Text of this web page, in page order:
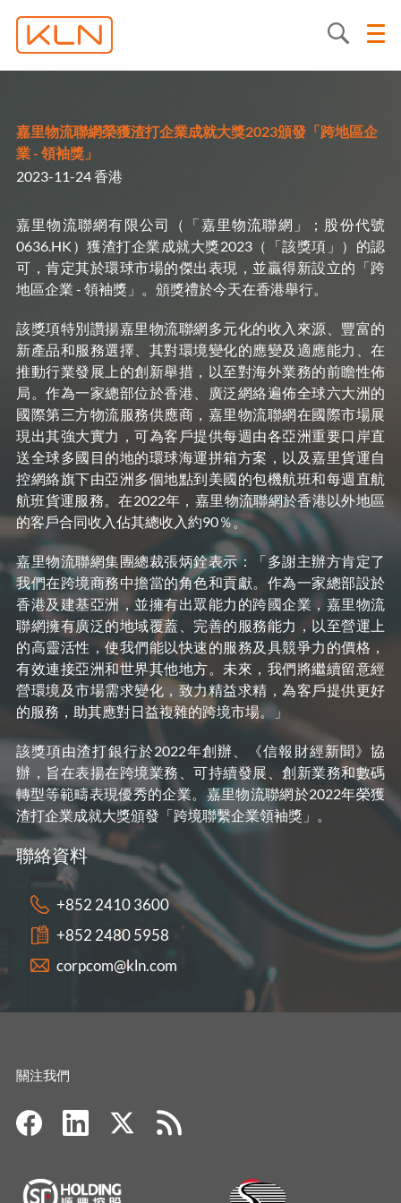
嘉里物流聯網榮獲渣打企業成就大獎2023頒發「跨地區企
業 - 領袖獎」
2023-11-24 香港
嘉里物流聯網有限公司（「嘉里物流聯網」；股份代號
0636.HK）獲渣打企業成就大獎2023（「該獎項」）的認
可，肯定其於環球市場的傑出表現，並贏得新設立的「跨
地區企業 - 領袖獎」。頒獎禮於今天在香港舉行。
該獎項特別讚揚嘉里物流聯網多元化的收入來源、豐富的
新產品和服務選擇、其對環境變化的應變及適應能力、在
推動行業發展上的創新舉措，以至對海外業務的前瞻性佈
局。作為一家總部位於香港、廣泛網絡遍佈全球六大洲的
國際第三方物流服務供應商，嘉里物流聯網在國際市場展
現出其強大實力，可為客戶提供每週由各亞洲重要口岸直
送全球多國目的地的環球海運拼箱方案，以及嘉里貨運自
控網絡旗下由亞洲多個地點到美國的包機航班和每週直航
航班貨運服務。在2022年，嘉里物流聯網於香港以外地區
的客戶合同收入佔其總收入約90％。
嘉里物流聯網集團總裁張炳銓表示：「多謝主辦方肯定了
我們在跨境商務中擔當的角色和貢獻。作為一家總部設於
香港及建基亞洲，並擁有出眾能力的跨國企業，嘉里物流
聯網擁有廣泛的地域覆蓋、完善的服務能力，以至營運上
的高靈活性，使我們能以快速的服務及具競爭力的價格，
有效連接亞洲和世界其他地方。未來，我們將繼續留意經
營環境及市場需求變化，致力精益求精，為客戶提供更好
的服務，助其應對日益複雜的跨境市場。」
該獎項由渣打銀行於2022年創辦、《信報財經新聞》協
辦，旨在表揚在跨境業務、可持續發展、創新業務和數碼
轉型等範疇表現優秀的企業。嘉里物流聯網於2022年榮獲
渣打企業成就大獎頒發「跨境聯繫企業領袖獎」。
聯絡資料
+852 2410 3600
+852 2480 5958
corpcom@kln.com
關注我們